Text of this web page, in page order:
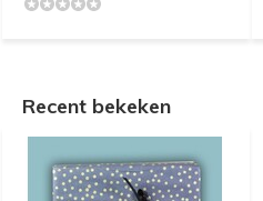
Recent bekeken